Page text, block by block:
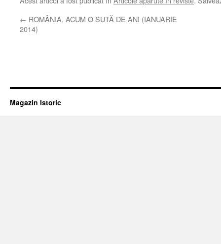
← ROMÂNIA, ACUM O SUTĂ DE ANI (IANUARIE
2014)
Magazin Istoric